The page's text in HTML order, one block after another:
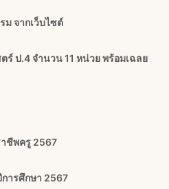
ม จากเว็บไซต์
ป.4 จำนวน 11 หน่วย พร้อมเฉลย
ชีพครู 2567
ารศึกษา 2567